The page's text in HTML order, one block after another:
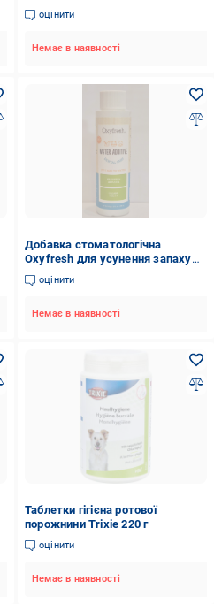
оцінити
Немає в наявності
Добавка стоматологічна
Oxyfresh для усунення запаху
та запобігання утворенню
зубного каменю 89 мл
оцінити
Немає в наявності
Таблетки гігієна ротової
порожнини Trixie 220 г
оцінити
Немає в наявності